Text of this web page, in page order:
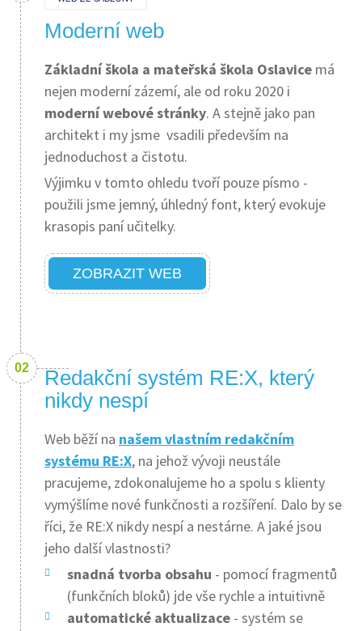
Moderní web
Základní škola a mateřská škola Oslavice má
nejen moderní zázemí, ale od roku 2020 i
moderní webové stránky. A stejně jako pan
architekt i my jsme vsadili především na
jednoduchost a čistotu.
Výjimku v tomto ohledu tvoří pouze písmo -
použili jsme jemný, úhledný font, který evokuje
krasopis paní učitelky.
ZOBRAZIT WEB
Redakční systém RE:X, který
nikdy nespí
Web běží na našem vlastním redakčním
systému RE:X, na jehož vývoji neustále
pracujeme, zdokonalujeme ho a spolu s klienty
vymýšlíme nové funkčnosti a rozšíření. Dalo by se
říci, že RE:X nikdy nespí a nestárne. A jaké jsou
jeho další vlastnosti?
snadná tvorba obsahu - pomocí fragmentů
(funkčních bloků) jde vše rychle a intuitivně
automatické aktualizace - systém se